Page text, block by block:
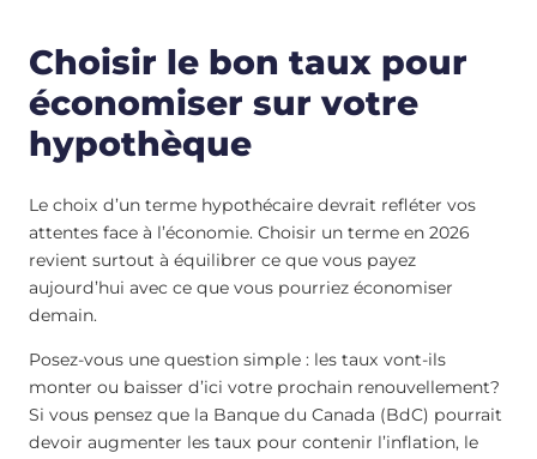
Choisir le bon taux pour
économiser sur votre
hypothèque
Le choix d’un terme hypothécaire devrait refléter vos
attentes face à l’économie. Choisir un terme en 2026
revient surtout à équilibrer ce que vous payez
aujourd’hui avec ce que vous pourriez économiser
demain.
Posez-vous une question simple : les taux vont-ils
monter ou baisser d’ici votre prochain renouvellement?
Si vous pensez que la Banque du Canada (BdC) pourrait
devoir augmenter les taux pour contenir l’inflation, le